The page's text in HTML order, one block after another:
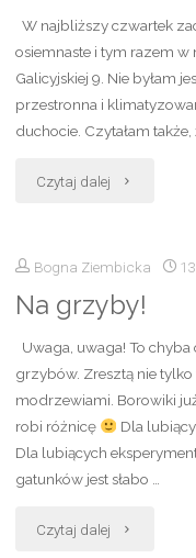
W najbliższy czwartek
osiemnaste i tym razem w
Galicyjskiej 9. Nie byłam
przestronna i
duchocie. Czytałam także,
Czytaj dalej "18
Targi
Książki
w
Krakowie"
Bogna Ziembicka
Na grzyby!
Uwaga, uwaga! To
grzybów. Zresztą nie
modrzewiami. Borowiki
robi różnicę
Dla
Dla lubiących
gatunków jest słabo …
Czytaj dalej "Na